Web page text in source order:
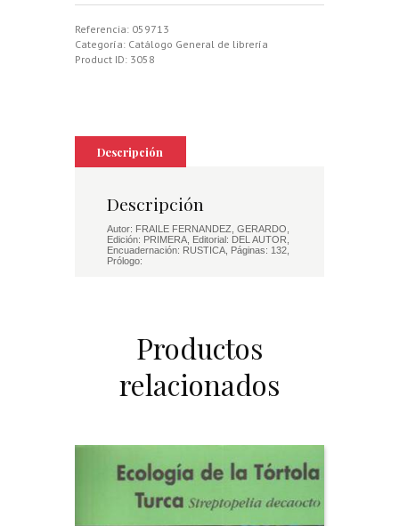
CAZA
DE
PERDIZ
Referencia: 059713
Categoría: Catálogo General de librería
Product ID: 3058
Descripción
Descripción
Autor: FRAILE FERNANDEZ, GERARDO,
Edición: PRIMERA, Editorial: DEL AUTOR,
Encuadernación: RUSTICA, Páginas: 132,
Prólogo:
Productos
relacionados